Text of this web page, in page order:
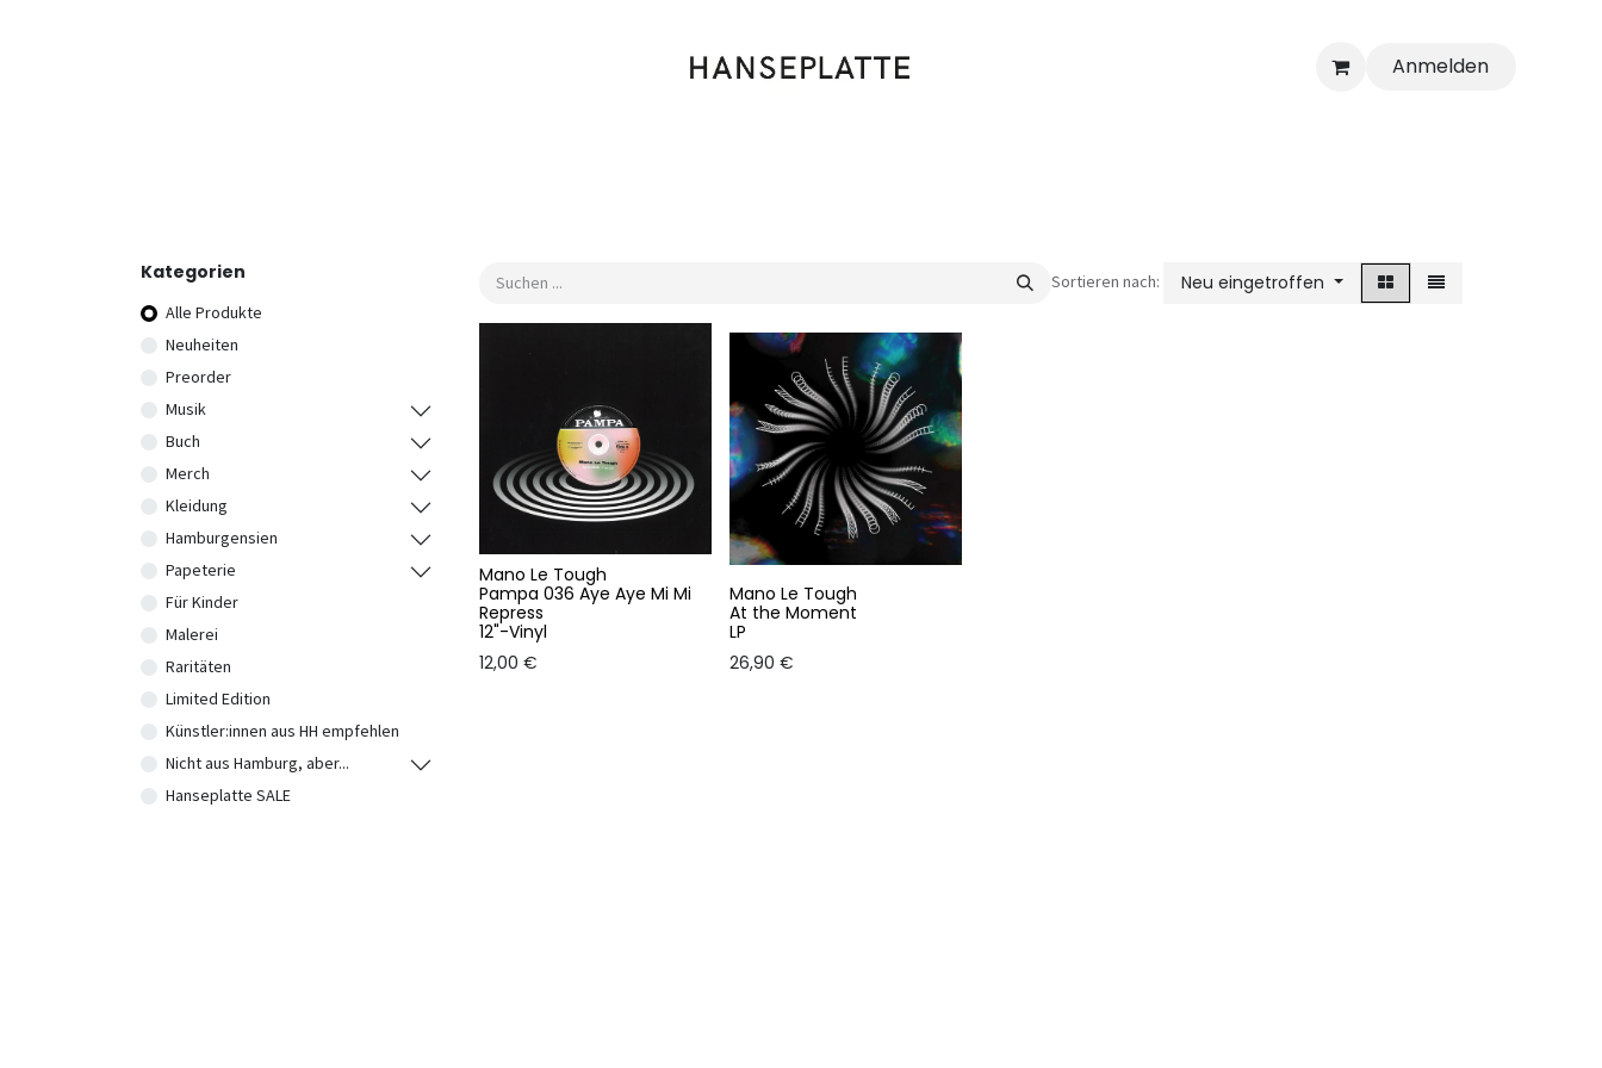
Anmelden
Kategorien
Alle Produkte
Neuheiten
Preorder
Musik
Buch
Merch
Kleidung
Hamburgensien
Papeterie
Für Kinder
Malerei
Raritäten
Limited Edition
Künstler:innen aus HH empfehlen
Nicht aus Hamburg, aber...
Hanseplatte SALE
Sortieren nach: Neu eingetroffen
Mano Le Tough
Pampa 036 Aye Aye Mi Mi
Repress
12"-Vinyl
12,00 €
Mano Le Tough
At the Moment
LP
26,90 €